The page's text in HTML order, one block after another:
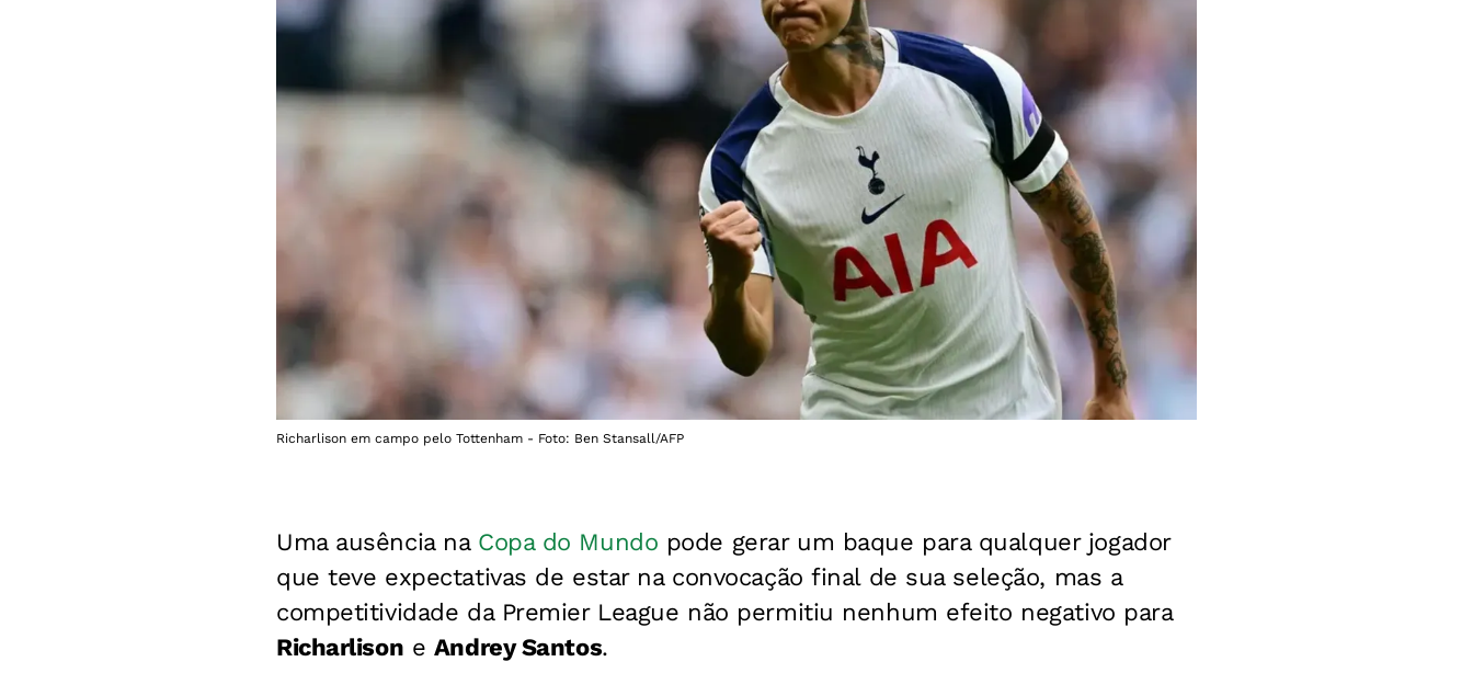
Richarlison em campo pelo Tottenham - Foto: Ben Stansall/AFP
Uma ausência na Copa do Mundo pode gerar um baque para qualquer jogador
que teve expectativas de estar na convocação final de sua seleção, mas a
competitividade da Premier League não permitiu nenhum efeito negativo para
Richarlison e Andrey Santos.